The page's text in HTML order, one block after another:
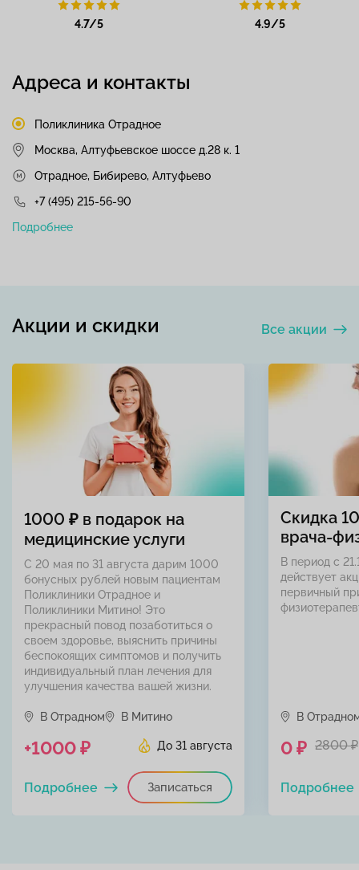
4.7/5 4.9/5
Адреса и контакты
Поликлиника Отрадное
Москва, Алтуфьевское шоссе д.28 к. 1
Отрадное, Бибирево, Алтуфьево
+7 (495) 215-56-90
Подробнее
Все акции
Акции и скидки
1000 ₽ в подарок на
медицинские услуги
С 20 мая по 31 августа дарим 1000
бонусных рублей новым пациентам
Поликлиники Отрадное и
Поликлиники Митино! Это
прекрасный повод позаботиться о
своем здоровье, выяснить причины
беспокоящих симптомов и получить
индивидуальный план лечения для
улучшения качества вашей жизни.
В Отрадном В Митино
До 31 августа
+1000 ₽
Записаться
Подробнее
Скидка
врача-
В период с
действует
первичный
В
0 ₽ 2800 ₽
Подробнее